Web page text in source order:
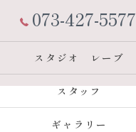
073-427-5577
スタジオ レーブ
スタッフ
ギャラリー